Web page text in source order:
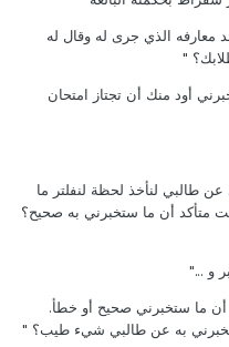
معارفه الذي جرى له وقال له
"
أود منك أن تجتاز امتحان
طالبي لنأخذ لحظة لنفلتر ما
متأكد أن ما ستخبرني به صحيح؟
و ..."
ما ستخبرني صحيح أو خطأ.
ستخبرني به عن طالبي شيء طيب؟ "